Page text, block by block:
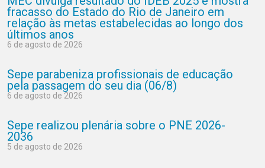
fracasso do Estado do Rio de Janeiro em
relação às metas estabelecidas ao longo dos
últimos anos
6 de agosto de 2026
Sepe parabeniza profissionais de educação
pela passagem do seu dia (06/8)
6 de agosto de 2026
Sepe realizou plenária sobre o PNE 2026-
2036
5 de agosto de 2026